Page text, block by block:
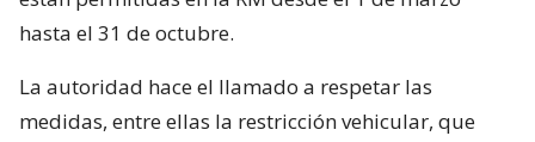
hasta el 31 de octubre.
La autoridad hace el llamado a respetar las
medidas, entre ellas la restricción vehicular, que